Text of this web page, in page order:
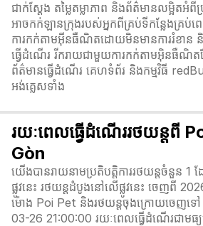
ជាក់ស្តែង តម្លៃតម្លាភាព និងព័ត៌មានលម្អិតអំពី
អាចកក់ឡានក្រុងរបស់អ្នកពីគ្រប់ទីកន្លែងគ្រប់
ការកក់តាមអ៊ីនធឺណិតដោយមិនមានការរំខាន
ធ្វើដំណើរ រីករាយជាមួយការកក់តាមអ៊ិនធឺ
ព័ត៌មានធ្វើដំណើរ គេហទំព័រ និងកម្មវិធី
អង់គ្លេសទាំង
រយៈពេលធ្វើដំណើររថយន្តពី
Gòn
យើងបានរាយនាមប្រតិបត្តិការរថយន្តចំនួន 1
ផ្លូវនេះ រថយន្តដំបូងនៅលើផ្លូវនេះ ចេញពី
ម៉ោង Poi Pet និងរថយន្តចុងក្រោយចេញទ
03-26 21:00:00 រយៈពេលធ្វើដំណើរជាម